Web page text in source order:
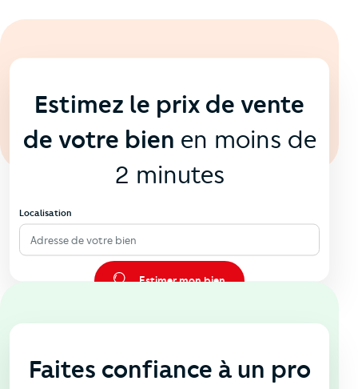
Estimez le prix de vente
de votre bien en moins de
2 minutes
Localisation
Adresse de votre bien
Estimer mon bien
En agence
Faites confiance à un pro